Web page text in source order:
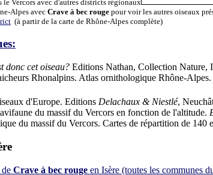
Vercors avec d'autres districts régionaux
Alpes avec Crave à bec rouge pour voir les autres oiseaux
(à partir de la carte de Rhône-Alpes complète)
donc cet oiseau? Editions Nathan, Collection Nature,
Rhonalpins. Atlas ornithologique Rhône-Alpes.
d'Europe. Editions Delachaux & Niestlé,
du massif du Vercors en fonction de l'altitude.
du massif du Vercors. Cartes de répartition de 140
Crave à bec rouge en Isère (toutes les communes